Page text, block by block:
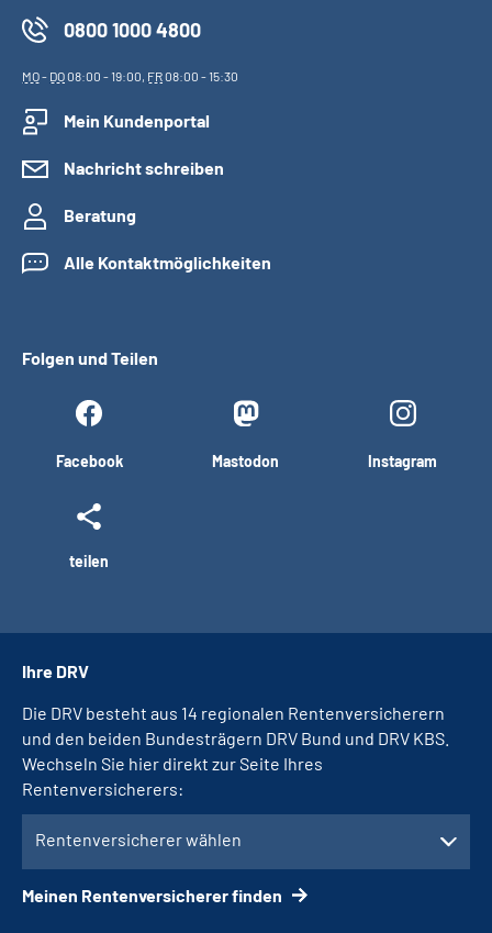
0800 1000 4800
MO- DO08:00 - 19:00, FR08:00 - 15:30
Mein Kundenportal
Nachricht schreiben
Beratung
Alle Kontaktmöglichkeiten
Folgen und Teilen
Facebook Mastodon Instagram
teilen
Ihre DRV
Die DRV besteht aus 14 regionalen Rentenversicherern
und den beiden Bundesträgern DRV Bund und DRV KBS.
Wechseln Sie hier direkt zur Seite Ihres
Rentenversicherers:
Rentenversicherer wählen
Meinen Rentenversicherer finden